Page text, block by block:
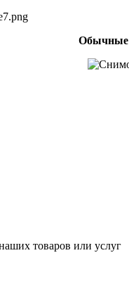
Обычные
товаров или услуг